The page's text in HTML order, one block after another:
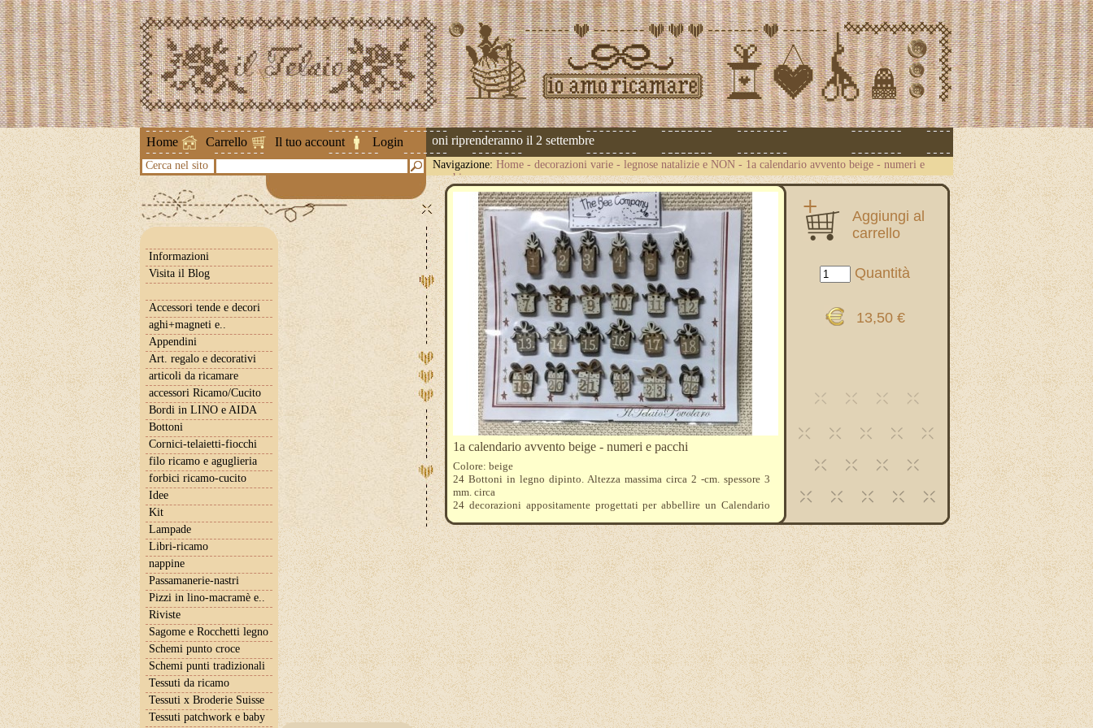
Home Carrello Il tuo account Login
Attenzione ! Le spedizioni riprenderanno il 2 settembre
Cerca nel sito Navigazione: Home - decorazioni varie - legnose natalizie e NON - 1a calendario avvento beige - numeri e
pacchi
Informazioni
Visita il Blog
Accessori tende e decori
aghi+magneti e..
Appendini
Art. regalo e decorativi
articoli da ricamare
accessori Ricamo/Cucito
Bordi in LINO e AIDA
Bottoni
Cornici-telaietti-fiocchi
filo ricamo e aguglieria
forbici ricamo-cucito
Idee
Kit
Lampade
Libri-ricamo
nappine
Passamanerie-nastri
Pizzi in lino-macramè e..
Riviste
Sagome e Rocchetti legno
Schemi punto croce
Schemi punti tradizionali
Tessuti da ricamo
Tessuti x Broderie Suisse
Tessuti patchwork e baby
Aggiungi al
carrello
Quantità
13,50 €
1a calendario avvento beige - numeri e pacchi
Colore: beige
24 Bottoni in legno dipinto. Altezza massima circa 2 -cm. spessore 3
mm. circa
24 decorazioni appositamente progettati per abbellire un Calendario
progetti.
Essendo in legno dipinto, non sono lavabili in acqua.